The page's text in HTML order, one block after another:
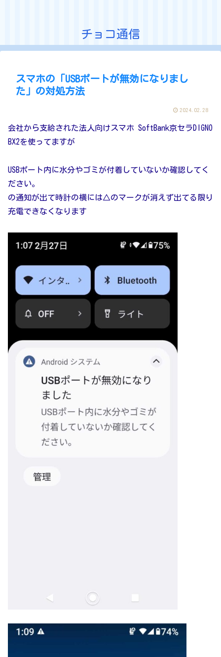
チョコ通信
スマホの「USBポートが無効になりまし
た」の対処方法
2024.02.28
会社から支給された法人向けスマホ SoftBank京セラDIGNO
BX2を使ってますが
USBポート内に水分やゴミが付着していないか確認してく
ださい。
の通知が出て時計の横には△のマークが消えず出てる限り
充電できなくなります